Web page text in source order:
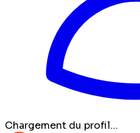
Chargement du profil…